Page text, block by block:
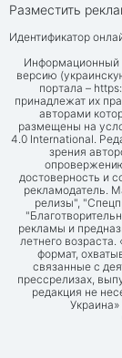
Разместить
Идентификатор
Информационный
версию
портала –
принадлежат их
авторами
размещены на
4.0 International.
зрения
достоверность и
рекламодатель.
релизы",
рекламы и
летнего
формат,
связанные с
прессрелизах,
редакция не
Украина»